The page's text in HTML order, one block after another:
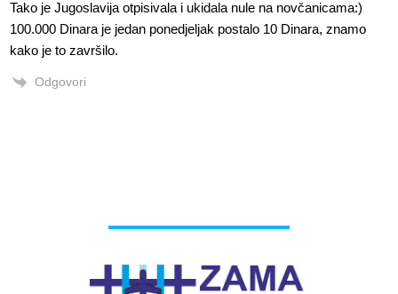
Tako je Jugoslavija otpisivala i ukidala nule na novčanicama:)
100.000 Dinara je jedan ponedjeljak postalo 10 Dinara, znamo
kako je to završilo.
Odgovori